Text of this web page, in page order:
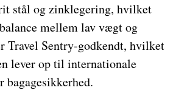
stål og zinklegering, hvilket
mellem lav vægt og
Travel Sentry-godkendt, hvilket
lever op til internationale
bagagesikkerhed.